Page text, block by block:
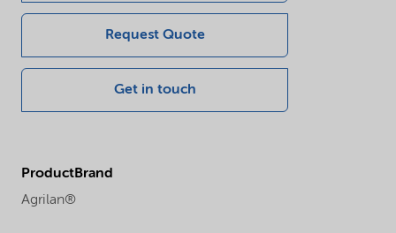
Request Quote
Get in touch
ProductBrand
Agrilan®